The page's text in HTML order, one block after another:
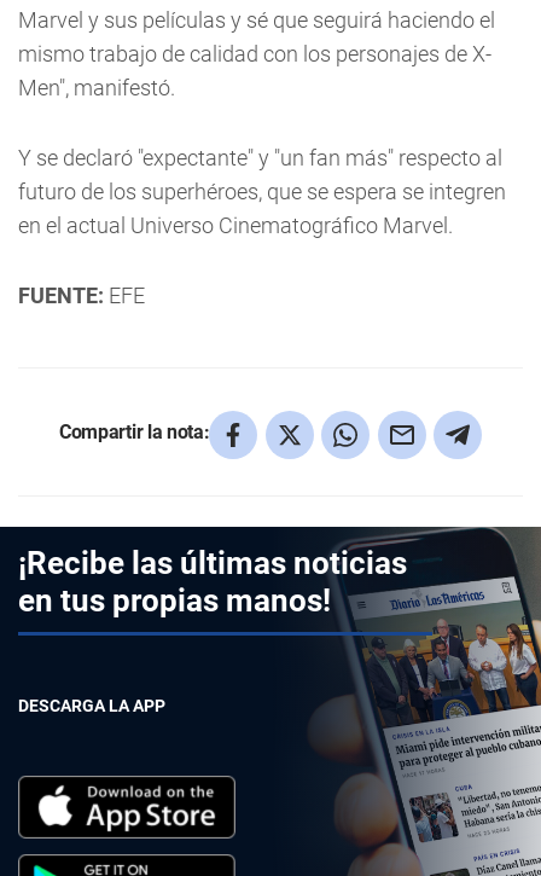
Marvel y sus películas y sé que seguirá haciendo el
mismo trabajo de calidad con los personajes de X-
Men", manifestó.
Y se declaró "expectante" y "un fan más" respecto al
futuro de los superhéroes, que se espera se integren
en el actual Universo Cinematográfico Marvel.
FUENTE: EFE
Compartir la nota:
¡Recibe las últimas noticias
en tus propias manos!
DESCARGA LA APP